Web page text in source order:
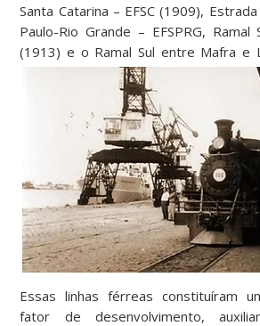
Santa Catarina – EFSC (1909),
Paulo-Rio Grande – EFSPRG, Ramal
(1913) e o Ramal Sul entre Mafra e
Essas linhas férreas constituíram
fator de desenvolvimento,